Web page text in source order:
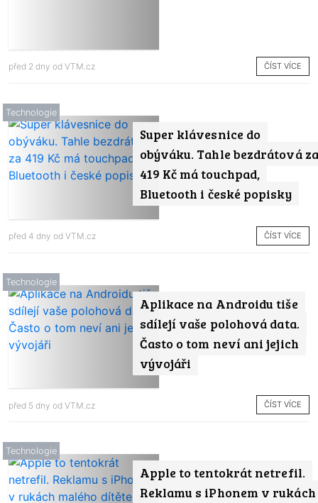
před 2 dny od VTM.cz ČÍST VÍCE
Super klávesnice do
obýváku. Tahle bezdrátová za
419 Kč má touchpad,
Bluetooth i české popisky
Technologie
před 4 dny od VTM.cz ČÍST VÍCE
Aplikace na Androidu tiše
sdílejí vaše polohová data.
Často o tom neví ani jejich
vývojáři
Technologie
před 5 dny od VTM.cz ČÍST VÍCE
Apple to tentokrát netrefil.
Reklamu s iPhonem v rukách
Technologie